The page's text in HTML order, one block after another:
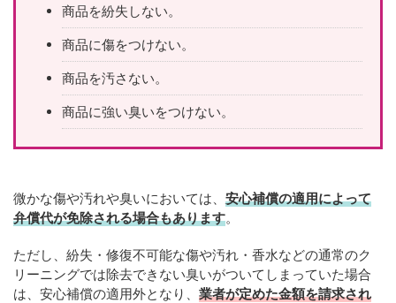
商品を紛失しない。
商品に傷をつけない。
商品を汚さない。
商品に強い臭いをつけない。
微かな傷や汚れや臭いにおいては、 安心補償の適用によって
弁償代が免除される場合もあります。
ただし、紛失・修復不可能な傷や汚れ・香水などの通常のク
リーニングでは除去できない臭いがついてしまっていた場合
は、安心補償の適用外となり、 業者が定めた金額を請求され